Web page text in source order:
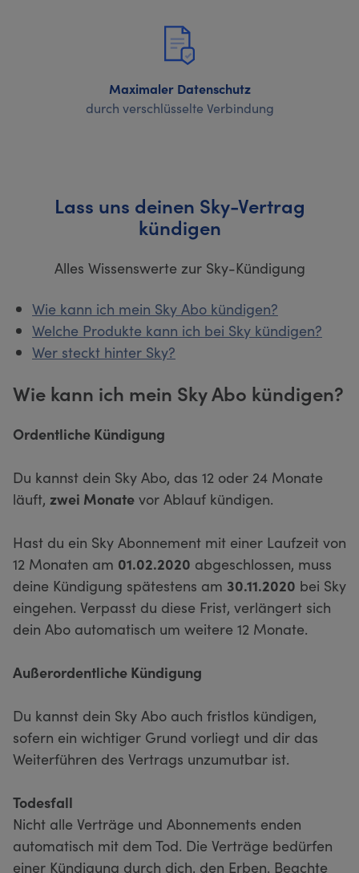
Maximaler Datenschutz
durch verschlüsselte Verbindung
Lass uns deinen Sky-Vertrag
kündigen
Alles Wissenswerte zur Sky-Kündigung
Wie kann ich mein Sky Abo kündigen?
Welche Produkte kann ich bei Sky kündigen?
Wer steckt hinter Sky?
Wie kann ich mein Sky Abo kündigen?
Ordentliche Kündigung
Du kannst dein Sky Abo, das 12 oder 24 Monate
läuft, zwei Monate vor Ablauf kündigen.
Hast du ein Sky Abonnement mit einer Laufzeit von
12 Monaten am 01.02.2020 abgeschlossen, muss
deine Kündigung spätestens am 30.11.2020 bei Sky
eingehen. Verpasst du diese Frist, verlängert sich
dein Abo automatisch um weitere 12 Monate.
Außerordentliche Kündigung
Du kannst dein Sky Abo auch fristlos kündigen,
sofern ein wichtiger Grund vorliegt und dir das
Weiterführen des Vertrags unzumutbar ist.
Todesfall
Nicht alle Verträge und Abonnements enden
automatisch mit dem Tod. Die Verträge bedürfen
einer Kündigung durch dich, den Erben. Beachte